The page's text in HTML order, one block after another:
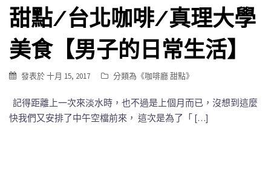
甜點/台北咖啡/真理大學
美食【男子的日常生活】
發表於十月 15, 2017 分類為《咖啡廳 甜點》
記得距離上一次來淡水時，也不過是上個月而已，沒想到這麼
快我們又安排了中午空檔前來， 這次是為了「 […]